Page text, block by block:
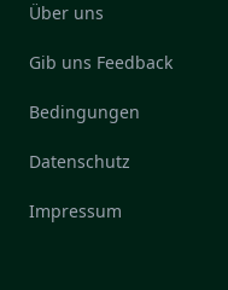
Über uns
Gib uns Feedback
Bedingungen
Datenschutz
Impressum